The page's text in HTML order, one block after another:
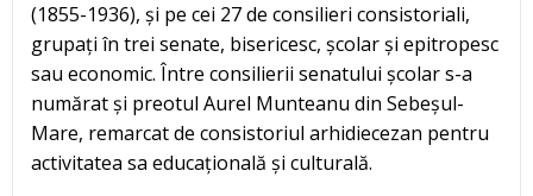
(1855-1936), și pe cei 27 de consilieri consistoriali,
grupați în trei senate, bisericesc, școlar și epitropesc
sau economic. Între consilierii senatului școlar s-a
numărat și preotul Aurel Munteanu din Sebeșul-
Mare, remarcat de consistoriul arhidiecezan pentru
activitatea sa educațională și culturală.